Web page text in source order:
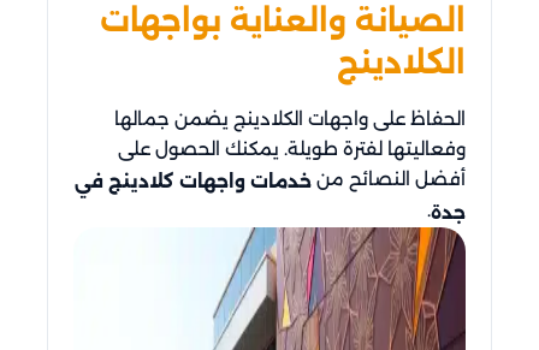
الصيانة والعناية بواجهات
الكلادينج
الحفاظ على واجهات الكلادينج يضمن جمالها
وفعاليتها لفترة طويلة. يمكنك الحصول على
أفضل النصائح من خدمات واجهات كلادينج في
جدة.